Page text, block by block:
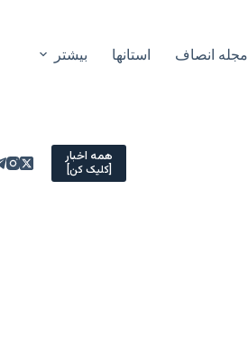
مجله انصاف استانها بیشتر
همه اخبار
[کلیک کن]